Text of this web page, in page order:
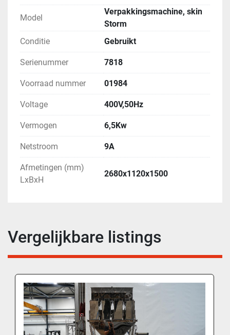
Model
Verpakkingsmachine, skin
Storm
Conditie
Gebruikt
Serienummer 7818
Voorraad nummer 01984
Voltage 400V,50Hz
Vermogen 6,5Kw
Netstroom 9A
Afmetingen (mm)
LxBxH
2680x1120x1500
Vergelijkbare listings